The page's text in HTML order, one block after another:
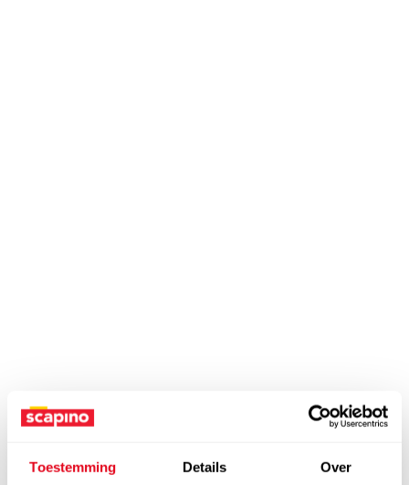
Toestemming Details Over